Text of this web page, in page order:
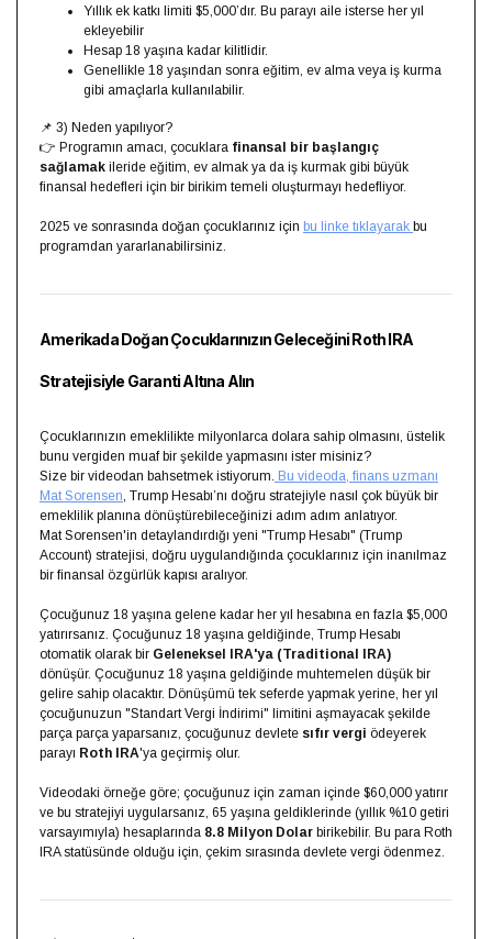
Yıllık ek katkı limiti $5,000’dır. Bu parayı aile isterse her yıl
ekleyebilir
Hesap 18 yaşına kadar kilitlidir.
Genellikle 18 yaşından sonra eğitim, ev alma veya iş kurma
gibi amaçlarla kullanılabilir.
📌 3) Neden yapılıyor?
👉 Programın amacı, çocuklara finansal bir başlangıç
sağlamak ileride eğitim, ev almak ya da iş kurmak gibi büyük
finansal hedefleri için bir birikim temeli oluşturmayı hedefliyor.
2025 ve sonrasında doğan çocuklarınız için bu linke tıklayarak bu
programdan yararlanabilirsiniz.
Amerikada Doğan Çocuklarınızın Geleceğini Roth IRA
Stratejisiyle Garanti Altına Alın
Çocuklarınızın emeklilikte milyonlarca dolara sahip olmasını, üstelik
bunu vergiden muaf bir şekilde yapmasını ister misiniz?
Size bir videodan bahsetmek istiyorum. Bu videoda, finans uzmanı
Mat Sorensen , Trump Hesabı’nı doğru stratejiyle nasıl çok büyük bir
emeklilik planına dönüştürebileceğinizi adım adım anlatıyor.
Mat Sorensen'in detaylandırdığı yeni "Trump Hesabı" (Trump
Account) stratejisi, doğru uygulandığında çocuklarınız için inanılmaz
bir finansal özgürlük kapısı aralıyor.
Çocuğunuz 18 yaşına gelene kadar her yıl hesabına en fazla $5,000
yatırırsanız. Çocuğunuz 18 yaşına geldiğinde, Trump Hesabı
otomatik olarak bir Geleneksel IRA'ya (Traditional IRA)
dönüşür. Çocuğunuz 18 yaşına geldiğinde muhtemelen düşük bir
gelire sahip olacaktır. Dönüşümü tek seferde yapmak yerine, her yıl
çocuğunuzun "Standart Vergi İndirimi" limitini aşmayacak şekilde
parça parça yaparsanız, çocuğunuz devlete sıfır vergi ödeyerek
parayı Roth IRA'ya geçirmiş olur.
Videodaki örneğe göre; çocuğunuz için zaman içinde $60,000 yatırır
ve bu stratejiyi uygularsanız, 65 yaşına geldiklerinde (yıllık %10 getiri
varsayımıyla) hesaplarında 8.8 Milyon Dolar birikebilir. Bu para Roth
IRA statüsünde olduğu için, çekim sırasında devlete vergi ödenmez.